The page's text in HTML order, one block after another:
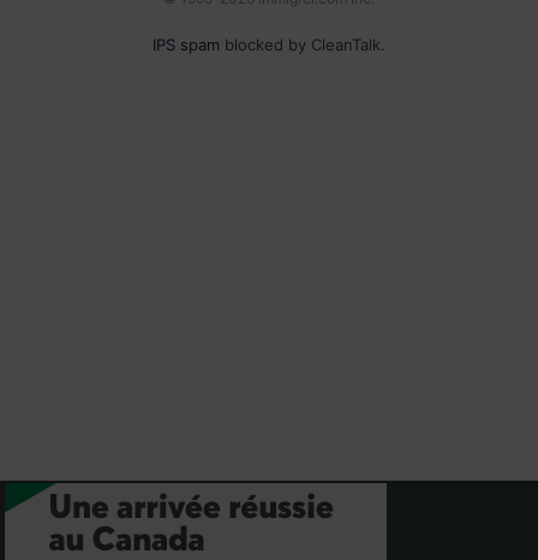
IPS spam blocked by CleanTalk.